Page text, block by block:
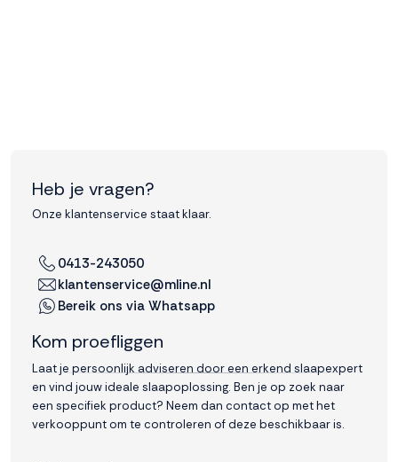
Heb je vragen?
Onze klantenservice staat klaar.
0413-243050
klantenservice@mline.nl
Bereik ons via Whatsapp
Kom proefliggen
Laat je persoonlijk adviseren door een erkend slaapexpert
en vind jouw ideale slaapoplossing. Ben je op zoek naar
een specifiek product? Neem dan contact op met het
verkooppunt om te controleren of deze beschikbaar is.